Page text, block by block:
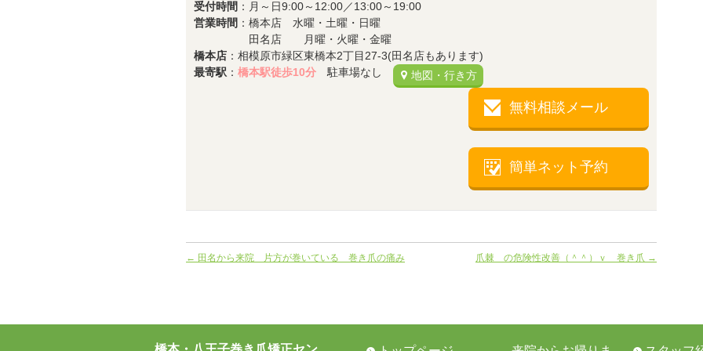
受付時間 ：月～日9:00～12:00／13:00～19:00
営業時間 ：橋本店 水曜・土曜・日曜
田名店 月曜・火曜・金曜
橋本店 ：相模原市緑区東橋本2丁目27-3(田名店もあります)
最寄駅 ： 橋本駅徒歩10分 駐車場なし 地図・行き方
無料相談メール
簡単ネット予約
← 田名から来院 片方が巻いている 巻き爪の痛み 爪棘 の危険性改善（＾＾）ｖ 巻き爪 →